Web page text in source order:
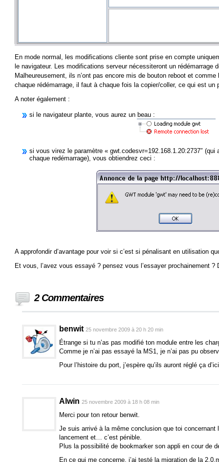
En mode normal, les modifications cliente sont prise en compte
le navigateur. Les modifications serveur nécessiteront un rédémarrage
Malheureusement, ils n’ont pas encore mis de bouton reboot et comme
chaque rédémarrage, il faut à chaque fois la copier/coller, ce qui est un
A noter également :
si le navigateur plante, vous aurez un beau :
si vous virez le paramètre « gwt.codesvr=192.168.1.20:2737″ (qui
chaque redémarrage), vous obtiendrez ceci :
A approfondir d’avantage pour voir si c’est si pénalisant en utilisation
Et vous, l’avez vous essayé ? pensez vous l’essayer prochainement ?
2 Commentaires
benwit 25 novembre 2009 à 20 h 20 min
Étrange si tu n’as pas modifié ton module entre les
Comme je n’ai pas essayé la MS1, je n’ai pas pu
Pour l’histoire du port, j’espère qu’ils auront réglé ça
Alwin 25 novembre 2009 à 18 h 08 min
Merci pour ton retour benwit.
Je suis arrivé à la même conclusion que toi concernant
lancement et… c’est pénible.
Plus la possibilité de bookmarker son appli en cour de
En ce qui me concerne, j’ai testé la migration de la